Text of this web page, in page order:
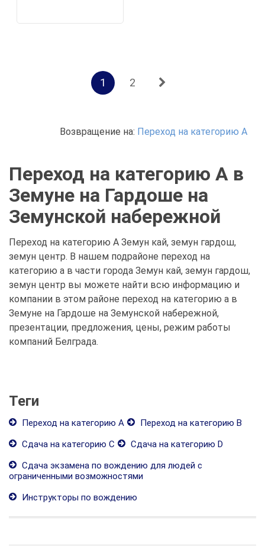
1 2
Возвращение на: Переход на категорию А
Переход на категорию А в
Земуне на Гардоше на
Земунской набережной
Переход на категорию А Земун кай, земун гардош,
земун центр. В нашем подрайоне переход на
категорию а в части города Земун кай, земун гардош,
земун центр вы можете найти всю информацию и
компании в этом районе переход на категорию а в
Земуне на Гардоше на Земунской набережной,
презентации, предложения, цены, режим работы
компаний Белграда.
Теги
Переход на категорию А
Переход на категорию В
Сдача на категорию С
Сдача на категорию D
Сдача экзамена по вождению для людей с
ограниченными возможностями
Инструкторы по вождению